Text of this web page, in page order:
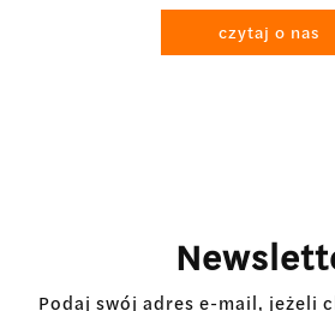
czytaj o nas
Podaj swój adres e-mail, jeżeli